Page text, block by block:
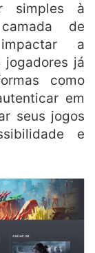
simples à
de
a
jogadores já
como
em
seus jogos
e